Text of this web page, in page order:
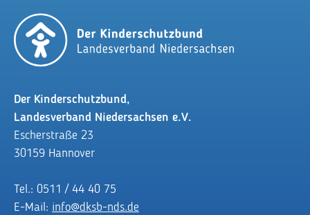
Der Kinderschutzbund,
Landesverband Niedersachsen e.V.
Escherstraße 23
30159 Hannover
Tel.: 0511 / 44 40 75
E-Mail: info@dksb-nds.de